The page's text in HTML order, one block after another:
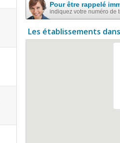
Pour être rappelé
indiquez votre numéro de
Les établissements